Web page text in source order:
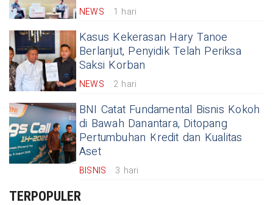
NEWS 1 hari
Kasus Kekerasan Hary Tanoe
Berlanjut, Penyidik Telah Periksa
Saksi Korban
NEWS 2 hari
BNI Catat Fundamental Bisnis Kokoh
di Bawah Danantara, Ditopang
Pertumbuhan Kredit dan Kualitas
Aset
BISNIS 3 hari
TERPOPULER